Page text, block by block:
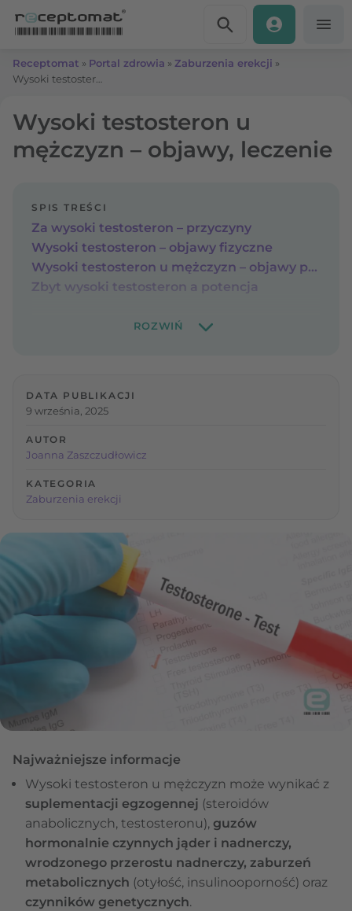
Receptomat » Portal zdrowia » Zaburzenia erekcji »
Wysoki testosteron u
mężczyzn – objawy, leczenie
SPIS TREŚCI
Za wysoki testosteron – przyczyny
Wysoki testosteron – objawy fizyczne
Wysoki testosteron u mężczyzn – objawy psychiczne
Zbyt wysoki testosteron a potencja
DATA PUBLIKACJI
9 września, 2025
AUTOR
Joanna Zaszczudłowicz
KATEGORIA
Zaburzenia erekcji
Najważniejsze informacje
Wysoki testosteron u mężczyzn może wynikać z
suplementacji egzogennej (steroidów
anabolicznych, testosteronu), guzów
hormonalnie czynnych jąder i nadnerczy,
wrodzonego przerostu nadnerczy, zaburzeń
metabolicznych (otyłość, insulinooporność) oraz
czynników genetycznych.